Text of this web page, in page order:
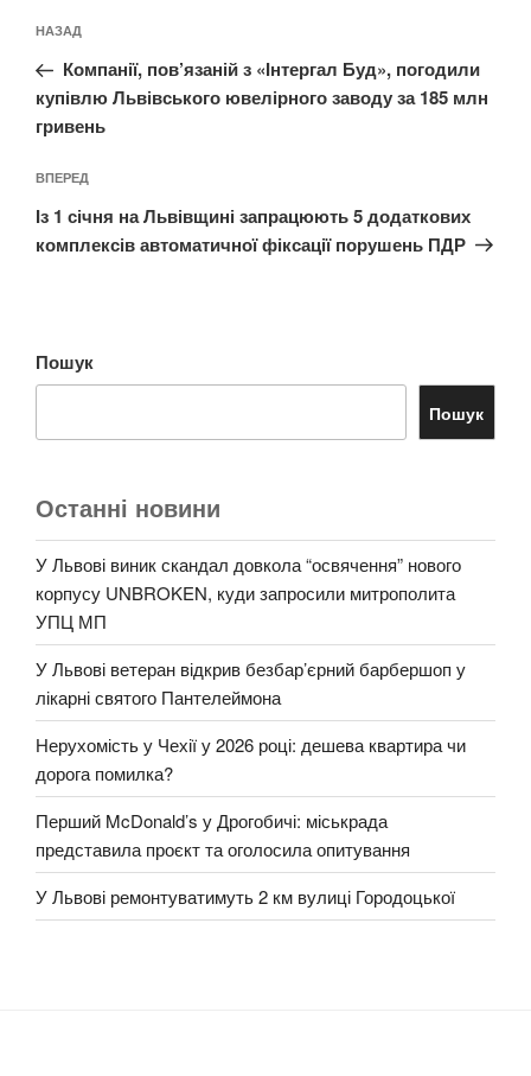
записів
Попередній
запис:
НАЗАД
Компанії, пов’язаній з «Інтергал Буд», погодили
купівлю Львівського ювелірного заводу за 185 млн
гривень
Наступний
запис
ВПЕРЕД
Із 1 січня на Львівщині запрацюють 5 додаткових
комплексів автоматичної фіксації порушень ПДР
Пошук
Пошук
Останні новини
У Львові виник скандал довкола “освячення” нового
корпусу UNBROKEN, куди запросили митрополита
УПЦ МП
У Львові ветеран відкрив безбар’єрний барбершоп у
лікарні святого Пантелеймона
Нерухомість у Чехії у 2026 році: дешева квартира чи
дорога помилка?
Перший McDonald’s у Дрогобичі: міськрада
представила проєкт та оголосила опитування
У Львові ремонтуватимуть 2 км вулиці Городоцької